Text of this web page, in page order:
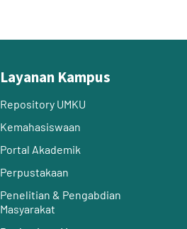
Layanan Kampus
Repository UMKU
Kemahasiswaan
Portal Akademik
Perpustakaan
Penelitian & Pengabdian
Masyarakat